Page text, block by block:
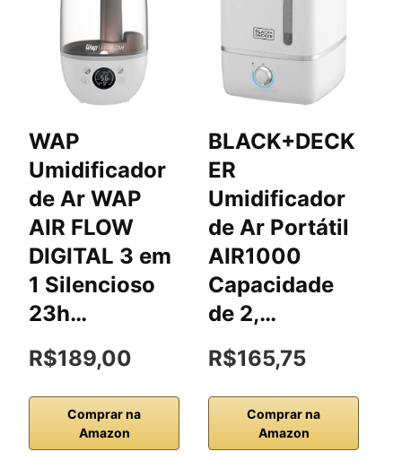
WAP
Umidificador
de Ar WAP
AIR FLOW
DIGITAL 3 em
1 Silencioso
23h…
R$189,00
Comprar na
Amazon
BLACK+DECK
ER
Umidificador
de Ar Portátil
AIR1000
Capacidade
de 2,…
R$165,75
Comprar na
Amazon